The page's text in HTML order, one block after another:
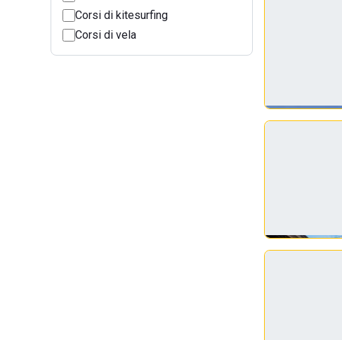
Corsi di kitesurfing
Corsi di vela